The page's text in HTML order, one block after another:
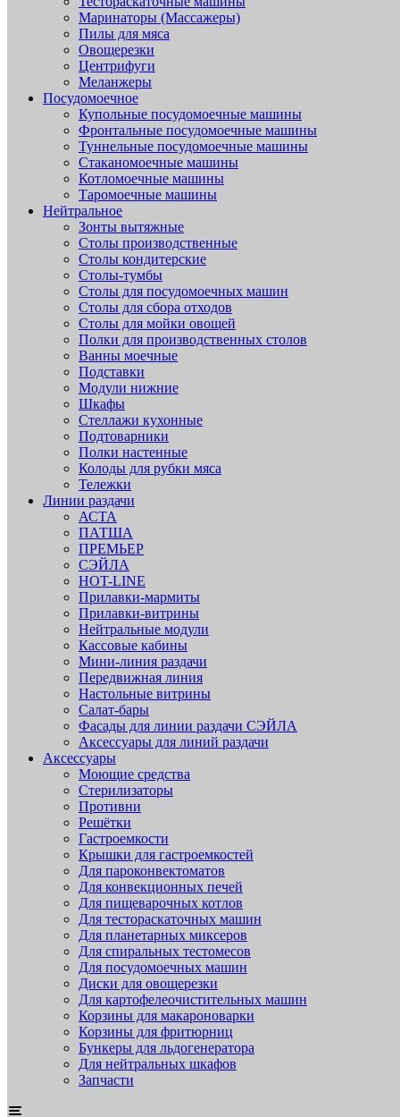
Маринаторы (Массажеры)
Пилы для мяса
Овощерезки
Центрифуги
Меланжеры
Посудомоечное
Купольные посудомоечные машины
Фронтальные посудомоечные машины
Туннельные посудомоечные машины
Стаканомоечные машины
Котломоечные машины
Таромоечные машины
Нейтральное
Зонты вытяжные
Столы производственные
Столы кондитерские
Столы-тумбы
Столы для посудомоечных машин
Столы для сбора отходов
Столы для мойки овощей
Полки для производственных столов
Ванны моечные
Подставки
Модули нижние
Шкафы
Стеллажи кухонные
Подтоварники
Полки настенные
Колоды для рубки мяса
Тележки
Линии раздачи
АСТА
ПАТША
ПРЕМЬЕР
СЭЙЛА
HOT-LINE
Прилавки-мармиты
Прилавки-витрины
Нейтральные модули
Кассовые кабины
Мини-линия раздачи
Передвижная линия
Настольные витрины
Салат-бары
Фасады для линии раздачи СЭЙЛА
Аксессуары для линий раздачи
Аксессуары
Моющие средства
Стерилизаторы
Противни
Решётки
Гастроемкости
Крышки для гастроемкостей
Для пароконвектоматов
Для конвекционных печей
Для пищеварочных котлов
Для тестораскаточных машин
Для планетарных миксеров
Для спиральных тестомесов
Для посудомоечных машин
Диски для овощерезки
Для картофелеочистительных машин
Корзины для макароноварки
Корзины для фритюрниц
Бункеры для льдогенератора
Для нейтральных шкафов
Запчасти